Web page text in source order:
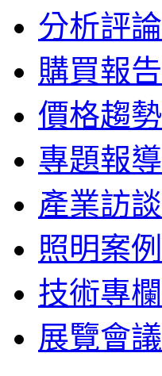
分析評論
購買報告
價格趨勢
專題報導
產業訪談
照明案例
技術專欄
展覽會議